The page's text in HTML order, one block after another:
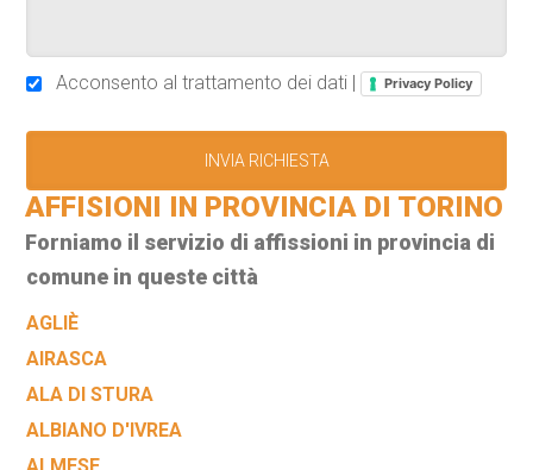
Acconsento al trattamento dei dati | Privacy Policy
AFFISIONI IN PROVINCIA DI TORINO
Forniamo il servizio di affissioni in provincia di
comune in queste città
AGLIÈ
AIRASCA
ALA DI STURA
ALBIANO D'IVREA